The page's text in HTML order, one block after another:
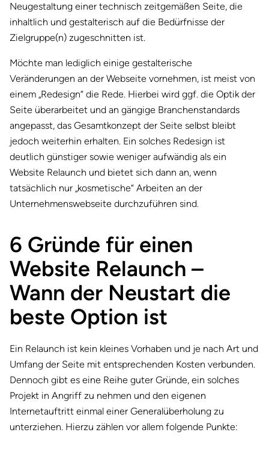
Neugestaltung einer technisch zeitgemäßen Seite, die
inhaltlich und gestalterisch auf die Bedürfnisse der
Zielgruppe(n) zugeschnitten ist.
Möchte man lediglich einige gestalterische
Veränderungen an der Webseite vornehmen, ist meist von
einem „Redesign“ die Rede. Hierbei wird ggf. die Optik der
Seite überarbeitet und an gängige Branchenstandards
angepasst, das Gesamtkonzept der Seite selbst bleibt
jedoch weiterhin erhalten. Ein solches Redesign ist
deutlich günstiger sowie weniger aufwändig als ein
Website Relaunch und bietet sich dann an, wenn
tatsächlich nur „kosmetische“ Arbeiten an der
Unternehmenswebseite durchzuführen sind.
6 Gründe für einen
Website Relaunch –
Wann der Neustart die
beste Option ist
Ein Relaunch ist kein kleines Vorhaben und je nach Art und
Umfang der Seite mit entsprechenden Kosten verbunden.
Dennoch gibt es eine Reihe guter Gründe, ein solches
Projekt in Angriff zu nehmen und den eigenen
Internetauftritt einmal einer Generalüberholung zu
unterziehen. Hierzu zählen vor allem folgende Punkte: